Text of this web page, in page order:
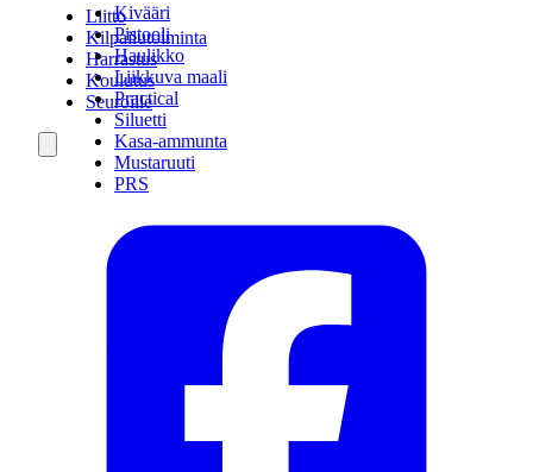
Kivääri
Pistooli
Haulikko
Liikkuva maali
Practical
Siluetti
Kasa-ammunta
Mustaruuti
PRS
Liitto
Kilpailutoiminta
Harrastus
Koulutus
Seuroille